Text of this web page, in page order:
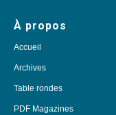
À propos
Accueil
Archives
Table rondes
PDF Magazines